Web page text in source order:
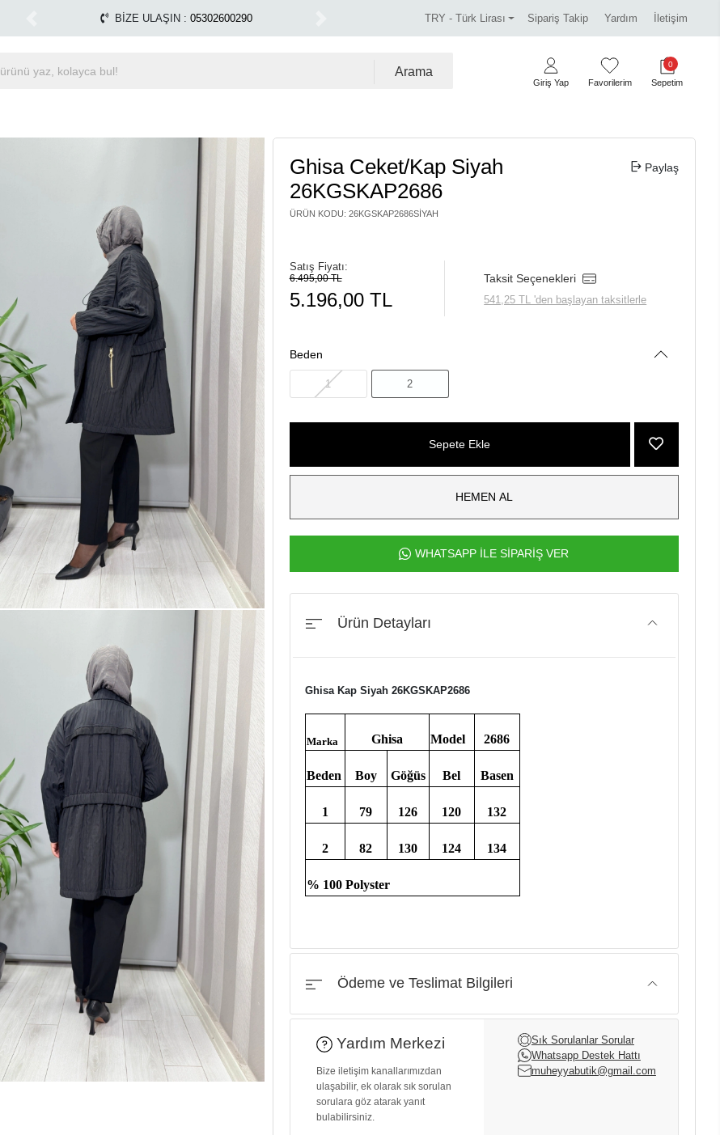
Tüm Alışverişlerinizde Kargo Ücretsiz! Miss Dalida marka ürünlerde %30 indirim. Tüm kredi kartlarına vade
1500 TL ÜZERİ ÜCRETSİZ KARGO TRY - Türk Lirası Sipariş Takip Yardım İletişim
Arama
Giriş Yap Favorilerim
0
Sepetim
Ghisa Ceket/Kap Siyah
26KGSKAP2686
ÜRÜN KODU: 26KGSKAP2686SIYAH
Paylaş
Satış Fiyatı:
6.495,00 TL
5.196,00 TL
Taksit Seçenekleri
541,25 TL 'den başlayan taksitlerle
Beden
1 2
Sepete Ekle
HEMEN AL
WHATSAPP İLE SİPARİŞ VER
Ürün Detayları
Ghisa Kap Siyah 26KGSKAP2686
Marka Ghisa Model 2686
Beden Boy Göğüs Bel Basen
1 79 126 120 132
2 82 130 124 134
% 100 Polyster
Ödeme ve Teslimat Bilgileri
Yardım Merkezi
Bize iletişim kanallarımızdan
ulaşabilir, ek olarak sık sorulan
sorulara göz atarak yanıt
bulabilirsiniz.
Sık Sorulanlar Sorular
Whatsapp Destek Hattı
muheyyabutik@gmail.com